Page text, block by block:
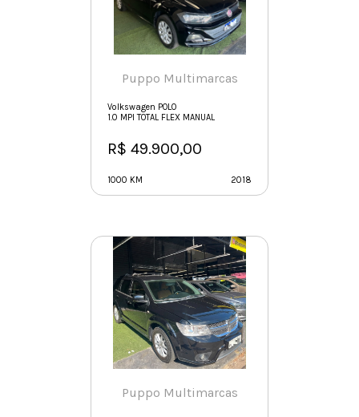
Puppo Multimarcas
Volkswagen POLO
1.0 MPI TOTAL FLEX MANUAL
R$ 49.900,00
1000 KM 2018
Puppo Multimarcas